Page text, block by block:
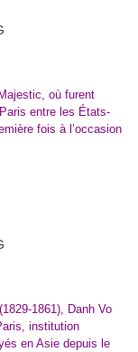
où furent
entre les États-
fois à l’occasion
1861), Danh Vo
institution
en Asie depuis le